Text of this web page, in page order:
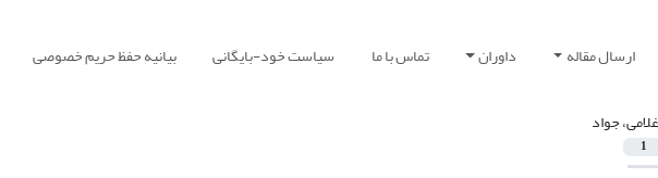
ارسال مقاله داوران تماس با ما سیاست خود-بایگانی بیانیه حفظ حریم خصوصی
غلامی، جواد
1